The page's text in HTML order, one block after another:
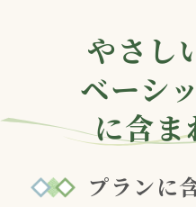
やさし
ベーシ
に含ま
プランに